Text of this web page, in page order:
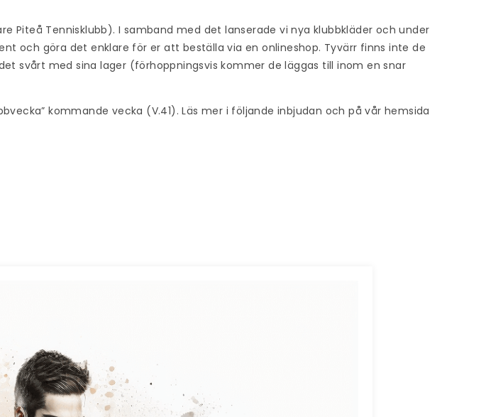
Piteå Tennisklubb). I samband med det lanserade vi nya klubbkläder och under
och göra det enklare för er att beställa via en onlineshop. Tyvärr finns inte de
svårt med sina lager (förhoppningsvis kommer de läggas till inom en snar
kommande vecka (V.41). Läs mer i följande inbjudan och på vår hemsida